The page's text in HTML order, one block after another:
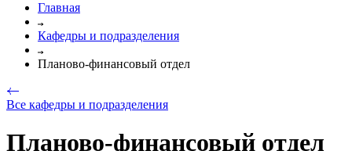
Главная
Кафедры и подразделения
Планово-финансовый отдел
Все кафедры и подразделения
Планово-финансовый отдел